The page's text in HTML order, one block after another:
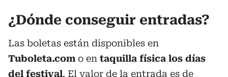
¿Dónde conseguir entradas?
Las boletas están disponibles en
Tuboleta.com o en taquilla física los días
del festival. El valor de la entrada es de